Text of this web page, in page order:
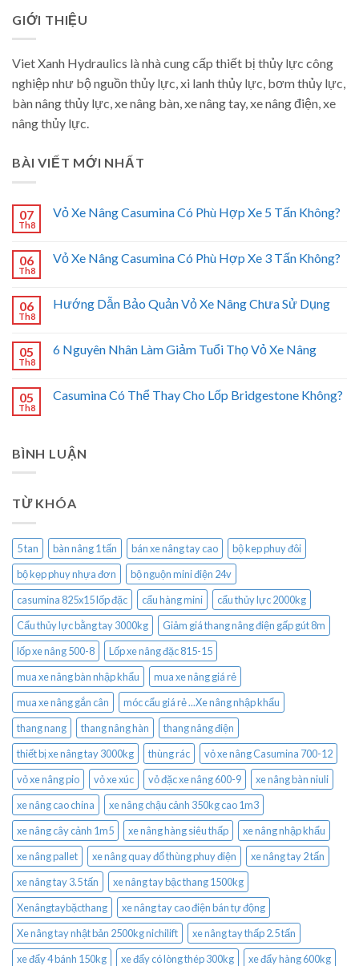
GIỚI THIỆU
Viet Xanh Hydraulics là nhà cung cấp thiết bị thủy lực công
nghiệp như bộ nguồn thủy lực, xi lanh thủy lực, bơm thủy lực,
bàn nâng thủy lực, xe nâng bàn, xe nâng tay, xe nâng điện, xe
nâng thủy lực.
BÀI VIẾT MỚI NHẤT
07
Th8
Vỏ Xe Nâng Casumina Có Phù Hợp Xe 5 Tấn Không?
06
Th8
Vỏ Xe Nâng Casumina Có Phù Hợp Xe 3 Tấn Không?
06
Th8
Hướng Dẫn Bảo Quản Vỏ Xe Nâng Chưa Sử Dụng
05
Th8
6 Nguyên Nhân Làm Giảm Tuổi Thọ Vỏ Xe Nâng
05
Th8
Casumina Có Thể Thay Cho Lốp Bridgestone Không?
BÌNH LUẬN
TỪ KHÓA
5 tan bàn nâng 1 tấn bán xe nâng tay cao
bộ kep phuy đôi
bộ kẹp phuy nhựa đơn
bộ nguộn mini điện 24v
casumina 825x15 lốp đặc
cẩu hàng mini
cẩu thủy lực 2000kg
Cẩu thủy lực bằng tay 3000kg
Giảm giá thang nâng điện gấp gút 8m
lốp xe nâng 500-8
Lốp xe nâng đặc 815-15
mua xe nâng bàn nhập khẩu
mua xe nâng giá rẻ
mua xe nâng gắn cân
móc cẩu giá rẻ ...Xe nâng nhập khẩu
thang nang
thang nâng hàn
thang nâng điện
thiết bị xe nâng tay 3000kg
thùng rác
vỏ xe nâng Casumina 700-12
vỏ xe nâng pio
vỏ xe xúc vỏ đặc xe nâng 600-9
xe nâng bàn niuli
xe nâng cao china
xe nâng chậu cảnh 350kg cao 1m3
xe nâng cây cảnh 1m5
xe nâng hàng siêu thấp
xe nâng nhập khẩu
xe nâng pallet
xe nâng quay đổ thùng phuy điện
xe nâng tay 2 tấn
xe nâng tay 3.5 tấn
xe nâng tay bậc thang 1500kg
Xenângtaybặcthang
xe nâng tay cao điện bán tự động
Xe nâng tay nhật bản 2500kg nichilift
xe nâng tay thấp 2.5 tấn
xe đẩy 4 bánh 150kg
xe đẩy có lòng thép 300kg
xe đẩy hàng 600kg